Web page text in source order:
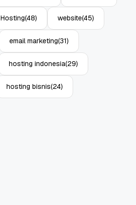
Hosting(48) website(45)
email marketing(31)
hosting indonesia(29)
hosting bisnis(24)